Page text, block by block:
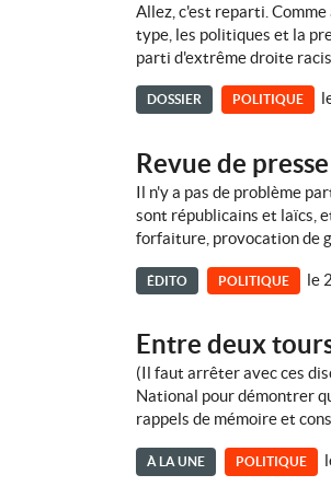
Allez, c'est reparti.
type, les politiques et la
parti d'extrême droite
DOSSIER POLITIQUE
Revue de
Il n'y a pas de problème
sont républicains et laïcs,
forfaiture, provocation de
ÉDITO POLITIQUE le
Entre deux
(Il faut arrêter avec ces
National pour démontrer
rappels de mémoire et
À LA UNE POLITIQUE